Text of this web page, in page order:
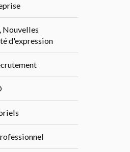
Nouvelles
d'expression